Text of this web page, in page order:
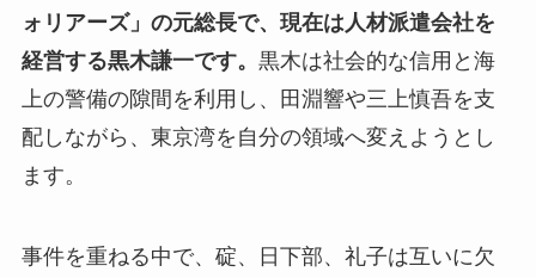
ォリアーズ」の元総長で、現在は人材派遣会社を
経営する黒木謙一です。 黒木は社会的な信用と海
上の警備の隙間を利用し、田淵響や三上慎吾を支
配しながら、東京湾を自分の領域へ変えようとし
ます。
事件を重ねる中で、碇、日下部、礼子は互いに欠